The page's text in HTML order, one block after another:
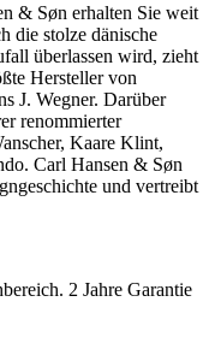
& Søn erhalten Sie weit
die stolze dänische
überlassen wird, zieht
Hersteller von
J. Wegner. Darüber
renommierter
Kaare Klint,
Carl Hansen & Søn
und vertreibt
2 Jahre Garantie